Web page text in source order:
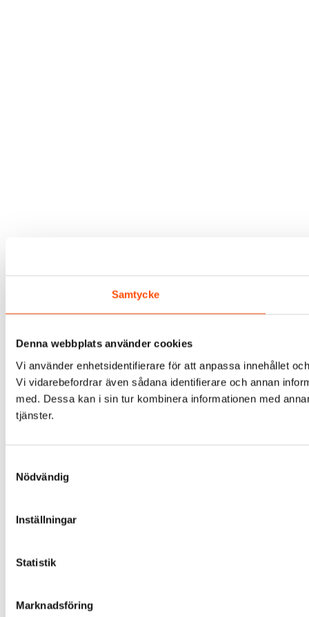
Samtycke
Denna webbplats använder cookies
Vi använder enhetsidentifierare för att anpassa innehållet
Vi vidarebefordrar även sådana identifierare och annan
med. Dessa kan i sin tur kombinera informationen med
tjänster.
Nödvändig
Inställningar
Statistik
Marknadsföring